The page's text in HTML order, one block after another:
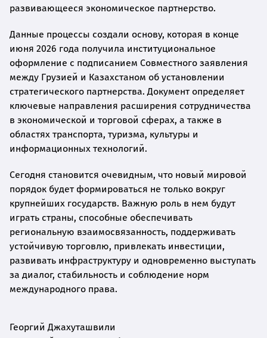
развивающееся экономическое партнерство.
Данные процессы создали основу, которая в конце
июня 2026 года получила институциональное
оформление с подписанием Совместного заявления
между Грузией и Казахстаном об установлении
стратегического партнерства. Документ определяет
ключевые направления расширения сотрудничества
в экономической и торговой сферах, а также в
областях транспорта, туризма, культуры и
информационных технологий.
Сегодня становится очевидным, что новый мировой
порядок будет формироваться не только вокруг
крупнейших государств. Важную роль в нем будут
играть страны, способные обеспечивать
региональную взаимосвязанность, поддерживать
устойчивую торговлю, привлекать инвестиции,
развивать инфраструктуру и одновременно выступать
за диалог, стабильность и соблюдение норм
международного права.
Георгий Джахуташвили